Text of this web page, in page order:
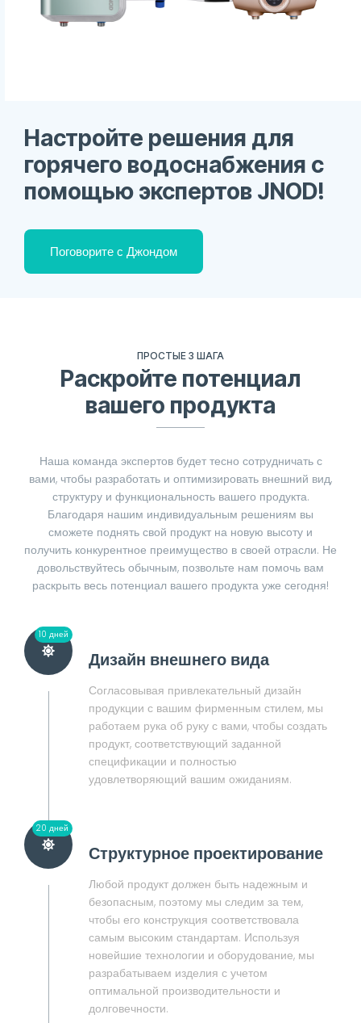
Настройте решения для
горячего водоснабжения с
помощью экспертов JNOD!
Поговорите с Джондом
ПРОСТЫЕ 3 ШАГА
Раскройте потенциал
вашего продукта
Наша команда экспертов будет тесно сотрудничать с
вами, чтобы разработать и оптимизировать внешний вид,
структуру и функциональность вашего продукта.
Благодаря нашим индивидуальным решениям вы
сможете поднять свой продукт на новую высоту и
получить конкурентное преимущество в своей отрасли. Не
довольствуйтесь обычным, позвольте нам помочь вам
раскрыть весь потенциал вашего продукта уже сегодня!
10 дней
Дизайн внешнего вида
Согласовывая привлекательный дизайн
продукции с вашим фирменным стилем, мы
работаем рука об руку с вами, чтобы создать
продукт, соответствующий заданной
спецификации и полностью
удовлетворяющий вашим ожиданиям.
20 дней
Структурное проектирование
Любой продукт должен быть надежным и
безопасным, поэтому мы следим за тем,
чтобы его конструкция соответствовала
самым высоким стандартам. Используя
новейшие технологии и оборудование, мы
разрабатываем изделия с учетом
оптимальной производительности и
долговечности.